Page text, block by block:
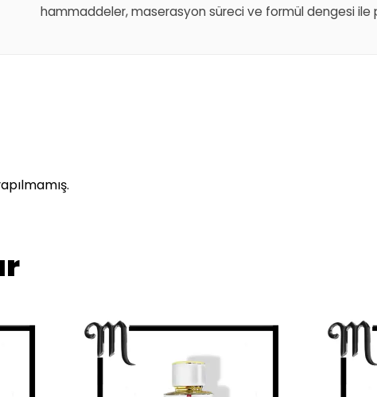
hammaddeler, maserasyon süreci ve formül dengesi ile